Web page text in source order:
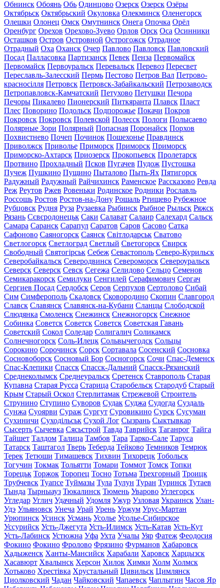
Обнинск Обоянь Обь Одинцово Озерск Озерск Озёры
Октябрьск Октябрьский Окуловка Олекминск Оленегорск
Олешки Олонец Омск Омутнинск Онега Опочка Орёл
Оренбург Орехов Орехово-Зуево Орлов Орск Оса Осинники
Осташков Остров Островной Острогожск Отрадное
Отрадный Оха Оханск Очер Павлово Павловск Павловский
Посад Палласовка Партизанск Певек Пенза Первомайск
Первомайск Первоуральск Перевальск Перевоз Пересвет
Переславль-Залесский Пермь Пестово Петров Вал Петрово-
красносілля Петровск Петровск-Забайкальский Петрозаводск
Петропавловск-Камчатский Петухово Петушки Печора
Печоры Пикалево Пионерский Питкяранта Плавск Пласт
Плес Поворино Подольск Подпорожье Покачи Покров
Покровск Покровск Полевской Полесск Пологи Полысаево
Полярные Зори Полярный Попасная Поронайск Порхов
Похвистнево Почеп Починок Пошехонье Правдинск
Приволжск Приволье Приморск Приморск Приморск
Приморско-Ахтарск Приозерск Прокопьевск Пролетарск
Протвино Прохладный Псков Пугачев Пудож Пустошка
Пучеж Пушкино Пущино Пыталово Пыть-Ях Пятигорск
Радужный Радужный Райчихинск Раменское Рассказово Ревда
Реж Реутов Ржев Ровеньки Родинское Родники Рославль
Россошь Ростов Ростов-на-Дону Рошаль Ртищево Рубежное
Рубцовск Рудня Руза Рузаевка Рыбинск Рыбное Рыльск Ряжск
Рязань Сєвєродонецьк Саки Салават Салаир Салехард Сальск
Самара Саранск Сарапул Саратов Саров Сасово Сатка
Сафоново Саяногорск Саянск Світлодарськ Сватово
Светлогорск Светлоград Светлый Светогорск Свирск
Свободный Святогірськ Себеж Севастополь Северо-Курильск
Северобайкальск Северодвинск Североморск Североуральск
Северск Северск Севск Сегежа Селидово Сельцо Семенов
Семикаракорск Семилуки Сенгилей Серафимович Сергач
Сергиев Посад Сердобск Серов Серпухов Сертолово Сибай
Сим Симферополь Скадовск Сковородино Скопин Славгород
Славск Славянск Славянск-на-Кубани Сланцы Слободской
Слюдянка Смоленск Снежинск Снежногорск Снежное
Собинка Советск Советск Советск Советская Гавань
Советский Сокол Соледар Солигалич Соликамск
Солнечногорск Соль-Илецк Сольвычегодск Сольцы
Сорокино Сорочинск Сорск Сортавала Сосенский Сосновка
Сосновоборск Сосновый Бор Сосногорск Сочи Спас-Деменск
Спас-Клепики Спасск Спасск-Дальний Спасск-Рязанский
Среднеколымск Среднеуральск Сретенск Ставрополь Старая
Купавна Старая Русса Старица Старобельск Стародуб Старый
Крым Старый Оскол Стерлитамак Стрежевой Строитель
Струнино Ступино Суворов Судак Суджа Судогда Суздаль
Сунжа Суоярви Сураж Сургут Суровикино Сурск Сусуман
Сухиничи Суходільськ Сухой Лог Сызрань Сыктывкар
Сысерть Сычевка Сясьстрой Тавда Таврийск Таганрог Тайга
Тайшет Талдом Талица Тамбов Тара Тарко-Сале Таруса
Татарск Таштагол Тверь Теберда Тейково Темников Темрюк
Терек Тетюши Тимашевск Тихвин Тихорецк Тобольск
Тогучин Токмак Тольятти Томари Томмот Томск Топки
Торецьк Торжок Торопец Тосно Тотьма Трехгорный Троицк
Трубчевск Туапсе Туймазы Тула Тулун Туран Туринск Тутаев
Тында Тырныауз Тюкалинск Тюмень Уварово Углегорск
Угледар Углич Удачный Удомля Ужур Узловая Украинск Улан-
Удэ Ульяновск Унеча Урай Урень Уржум Урус-Мартан
Урюпинск Усинск Усмань Усолье Усолье-Сибирское
Уссурийск Усть-Джегута Усть-Илимск Усть-Катав Усть-Кут
Усть-Лабинск Устюжна Уфа Ухта Учалы Уяр Фатеж Феодосия
Фокино Фокино Фролово Фрязино Фурманов Хабаровск
Хадыженск Ханты-Мансийск Харабали Харовск Харцызск
Хасавюрт Хвалынск Херсон Хилок Химки Холм Холмск
Хотьково Хрестівка Хрустальный Цивильск Цимлянск
Циолковский Чадан Чайковский Чапаевск Чаплыгин Часов Яр